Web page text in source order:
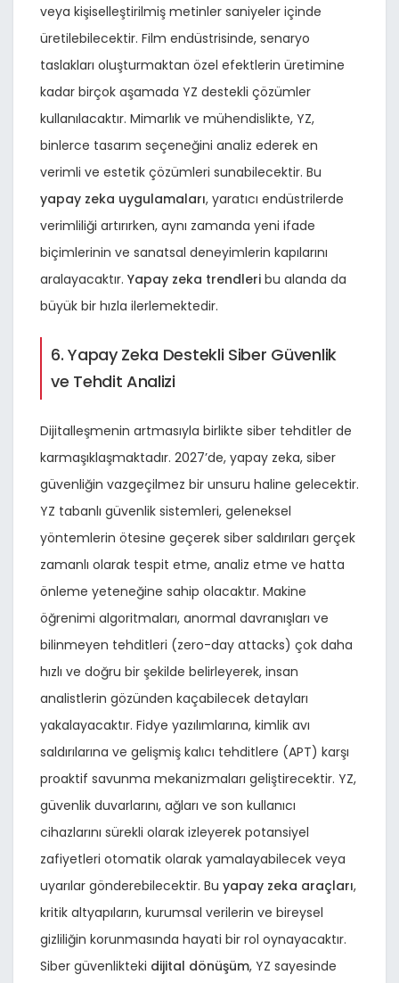
veya kişiselleştirilmiş metinler saniyeler içinde
üretilebilecektir. Film endüstrisinde, senaryo
taslakları oluşturmaktan özel efektlerin üretimine
kadar birçok aşamada YZ destekli çözümler
kullanılacaktır. Mimarlık ve mühendislikte, YZ,
binlerce tasarım seçeneğini analiz ederek en
verimli ve estetik çözümleri sunabilecektir. Bu
yapay zeka uygulamaları, yaratıcı endüstrilerde
verimliliği artırırken, aynı zamanda yeni ifade
biçimlerinin ve sanatsal deneyimlerin kapılarını
aralayacaktır. Yapay zeka trendleri bu alanda da
büyük bir hızla ilerlemektedir.
6. Yapay Zeka Destekli Siber Güvenlik
ve Tehdit Analizi
Dijitalleşmenin artmasıyla birlikte siber tehditler de
karmaşıklaşmaktadır. 2027’de, yapay zeka, siber
güvenliğin vazgeçilmez bir unsuru haline gelecektir.
YZ tabanlı güvenlik sistemleri, geleneksel
yöntemlerin ötesine geçerek siber saldırıları gerçek
zamanlı olarak tespit etme, analiz etme ve hatta
önleme yeteneğine sahip olacaktır. Makine
öğrenimi algoritmaları, anormal davranışları ve
bilinmeyen tehditleri (zero-day attacks) çok daha
hızlı ve doğru bir şekilde belirleyerek, insan
analistlerin gözünden kaçabilecek detayları
yakalayacaktır. Fidye yazılımlarına, kimlik avı
saldırılarına ve gelişmiş kalıcı tehditlere (APT) karşı
proaktif savunma mekanizmaları geliştirecektir. YZ,
güvenlik duvarlarını, ağları ve son kullanıcı
cihazlarını sürekli olarak izleyerek potansiyel
zafiyetleri otomatik olarak yamalayabilecek veya
uyarılar gönderebilecektir. Bu yapay zeka araçları,
kritik altyapıların, kurumsal verilerin ve bireysel
gizliliğin korunmasında hayati bir rol oynayacaktır.
Siber güvenlikteki dijital dönüşüm, YZ sayesinde